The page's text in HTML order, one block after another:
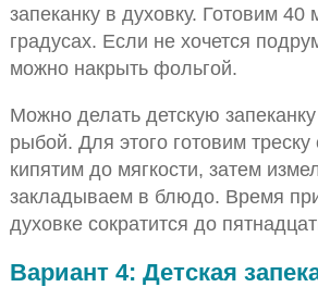
запеканку в духовку. Готовим 40
градусах. Если не хочется
можно накрыть фольгой.
Можно делать детскую
рыбой. Для этого готовим треску
кипятим до мягкости, затем
закладываем в блюдо. Время
духовке сократится до
Вариант 4: Детская